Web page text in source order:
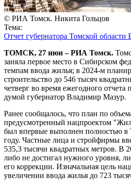
© РИА Томск. Никита Гольцов
Тема:
Отчет губернатора Томской
ТОМСК, 27 июн – РИА Томск.
заняла первое место в Сибирском
темпам ввода жилья; в 2024-м
строительство до 546 тысяч
четверг во время ежегодного отчета
думой губернатор Владимир Мазур.
Ранее сообщалось, что план по
предусмотренный нацпроектом
был впервые выполнен полностью в
году. Частные лица и стройфирмы
535,3 тысячи квадратных метров. В
либо не достигал нужного уровня,
его коррекции. Изначальная цель
увеличении ввода жилья до 723